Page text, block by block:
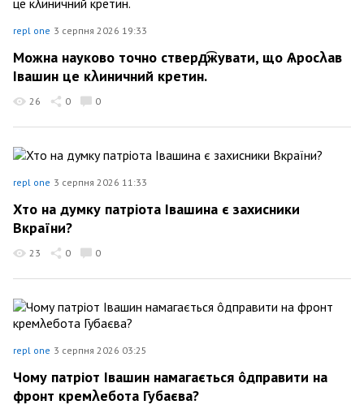
repl one 3 серпня 2026 19:33
Можна науково точно стверд͡жувати, що Ѧросλав
Івашин це кλиничний кретин.
26 0 0
repl one 3 серпня 2026 11:33
Хто на думку патріота Івашина є захисники
Вкраїни?
23 0 0
repl one 3 серпня 2026 03:25
Чому патріот Івашин намагається ôдправити на
фронт кремλебота Губаєва?